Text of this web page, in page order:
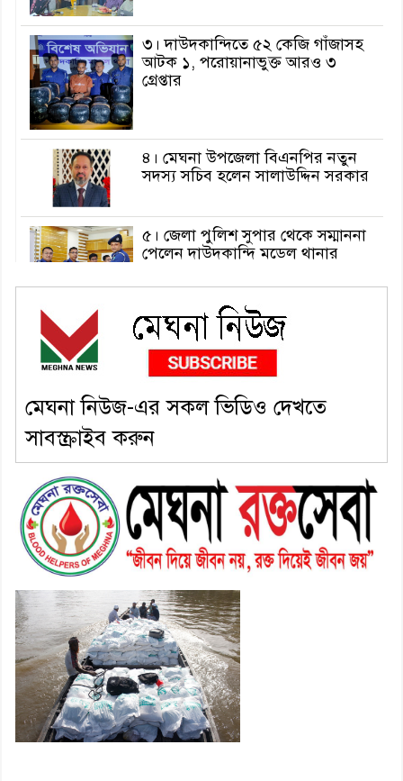
৩। দাউদকান্দিতে ৫২ কেজি গাঁজাসহ
আটক ১, পরোয়ানাভুক্ত আরও ৩
গ্রেপ্তার
৪। মেঘনা উপজেলা বিএনপির নতুন
সদস্য সচিব হলেন সালাউদ্দিন সরকার
৫। জেলা পুলিশ সুপার থেকে সম্মাননা
পেলেন দাউদকান্দি মডেল থানার
৬। দাউদকান্দিতে উপজেলা আইন-
শৃঙ্খলা কমিটির মাসিক সভা অনুষ্ঠিত
৭। দাউদকান্দিতে মুচি সম্প্রদায়ের
খোঁজখবর নিলেন ড. খন্দকার মারুফ
৮। মেঘনায় আইন-শৃঙ্খলা কমিটির
মাসিক সভা অনুষ্ঠিত
মোশাররফ হোসেনের মূল্যায়ন কোথায়
এবং একটি বিশ্লেষণ
১০। দাউদকান্দিতে ইউপি সদস্যকে
মারধরের চেষ্টা ও প্রাণনাশের হুমকির
অভিযোগ
মেঘনা নিউজ-এর সকল ভিডিও দেখতে
সাবস্ক্রাইব করুন